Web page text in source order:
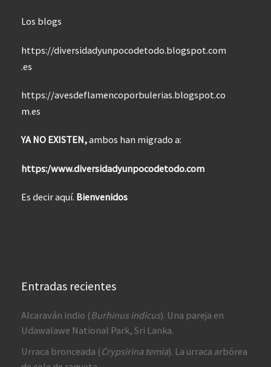
Los blogs
https://diversidadyunpocodetodo.blogspot.com
.es
https://avesdeflamencoporbulerias.blogspot.co
m.es
YA NO EXISTEN,ambos han migrado a:
https:/www.diversidadyunpocodetodo.com
Es decir aquí. Bienvenidos
Entradas recientes
Alcaraván indio (Burhinus indicus). Una pareja en
Udawalawe National Park, Sri Lanka.
Urraca bronceada (Crypsirina temia). La urraca arbórea